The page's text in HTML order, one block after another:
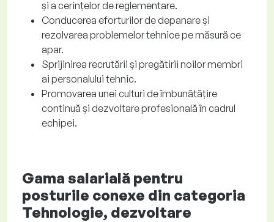
și a cerințelor de reglementare.
Conducerea eforturilor de depanare și
rezolvarea problemelor tehnice pe măsură ce
apar.
Sprijinirea recrutării și pregătirii noilor membri
ai personalului tehnic.
Promovarea unei culturi de îmbunătățire
continuă și dezvoltare profesională în cadrul
echipei.
Gama salarială pentru
posturile conexe din categoria
Tehnologie, dezvoltare